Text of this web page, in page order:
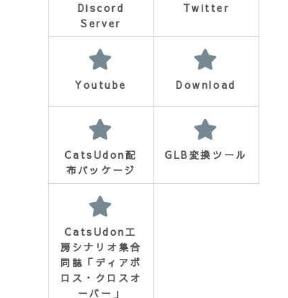
Discord
Server
Twitter
Youtube Download
CatsUdon配
布パッケージ
GLB変換ツール
CatsUdon工
房シナリオ集合
同誌「ディアボ
ロス・クロスオ
ーバー」